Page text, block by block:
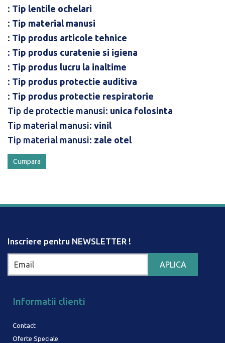
: Tip lentile ochelari
: Tip material manusi
: Tip produs articole tehnice
: Tip produs curatenie si igiena
: Tip produs lucru la inaltime
: Tip produs protectie auditiva
: Tip produs protectie respiratorie
Tip de protectie manusi: unica folosinta
Tip material manusi: vinil
Tip material manusi: zale otel
Cumpara
Inscriere pentru NEWSLETTER !
Informatii clienti
Contact
Oferte Speciale